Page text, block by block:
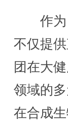
作为 "
不仅提
团在大
领域的
在合成